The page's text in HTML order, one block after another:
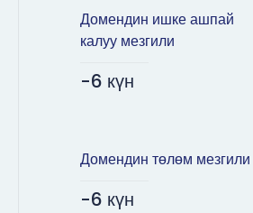
Домендин ишке ашпай
калуу мезгили
-6 күн
Домендин төлөм мезгили
-6 күн